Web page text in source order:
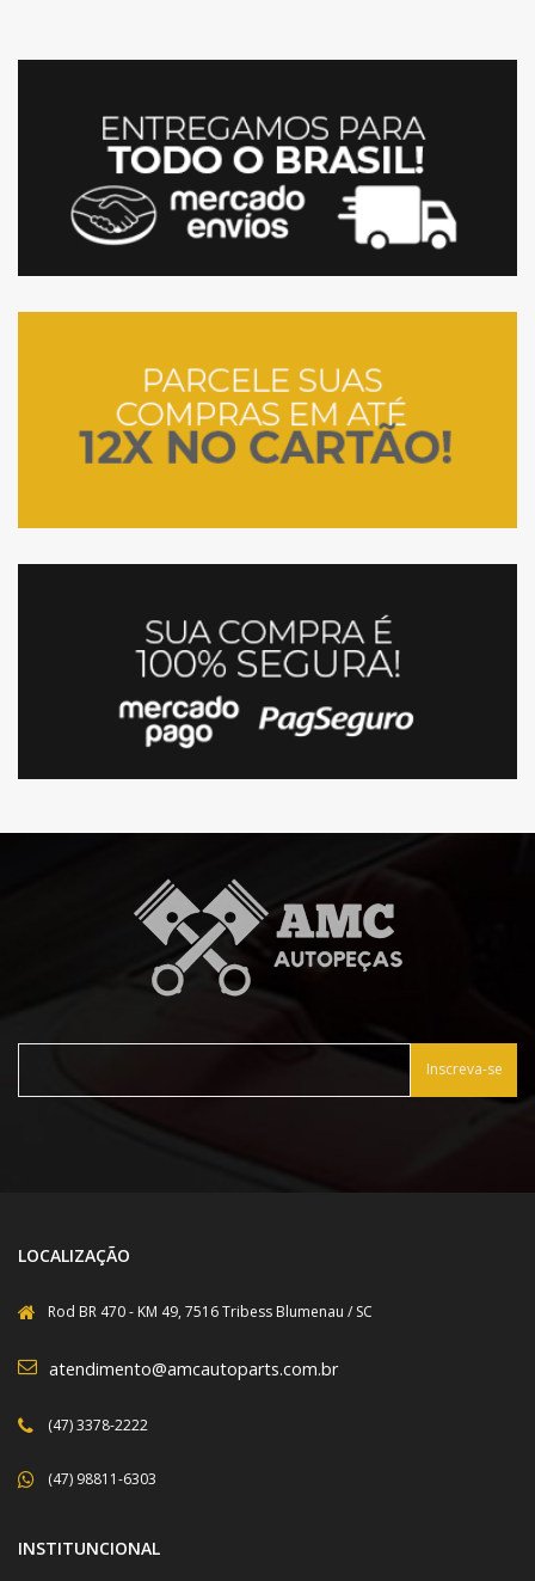
Inscreva-se
LOCALIZAÇÃO
Rod BR 470 - KM 49, 7516 Tribess Blumenau / SC
atendimento@amcautoparts.com.br
(47) 3378-2222
(47) 98811-6303
INSTITUNCIONAL